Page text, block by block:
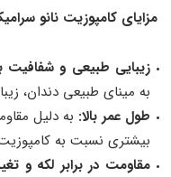
مزایای کامپوزیت نانو
زیبایی طبیعی و شفافیت
به مینای طبیعی دندان،
طول عمر بالا: به دلیل
بیشتری نسبت به
مقاومت در برابر لکه و